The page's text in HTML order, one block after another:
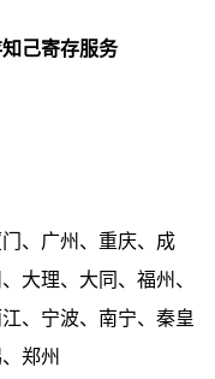
己寄存服务
、广州、重庆、成
大理、大同、福州、
、宁波、南宁、秦皇
郑州